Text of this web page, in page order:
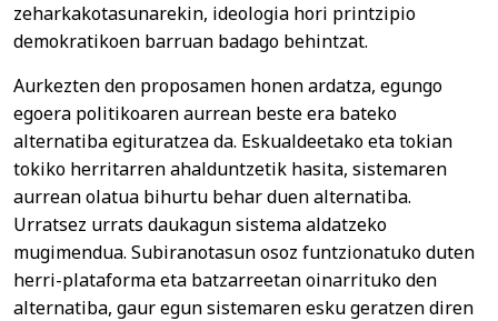
zeharkakotasunarekin, ideologia hori printzipio
demokratikoen barruan badago behintzat.
Aurkezten den proposamen honen ardatza, egungo
egoera politikoaren aurrean beste era bateko
alternatiba egituratzea da. Eskualdeetako eta tokian
tokiko herritarren ahalduntzetik hasita, sistemaren
aurrean olatua bihurtu behar duen alternatiba.
Urratsez urrats daukagun sistema aldatzeko
mugimendua. Subiranotasun osoz funtzionatuko duten
herri-plataforma eta batzarreetan oinarrituko den
alternatiba, gaur egun sistemaren esku geratzen diren